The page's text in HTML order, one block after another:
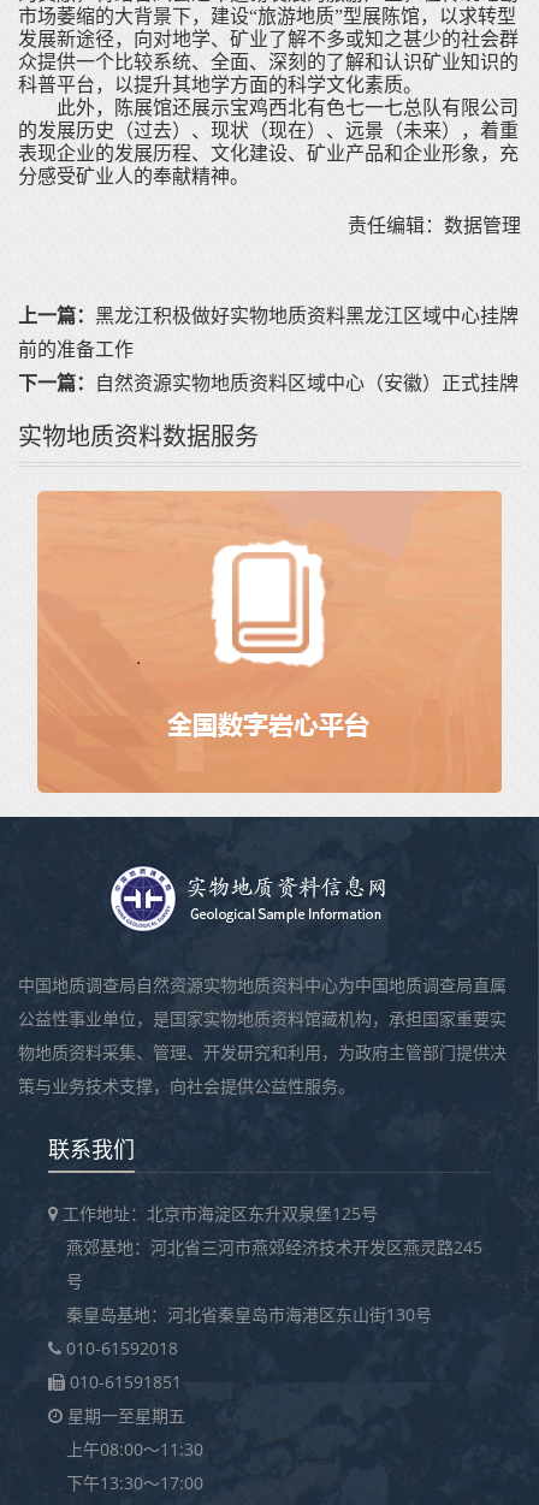
市场萎缩的大背景下，建设“旅游地质”型展陈馆，以求转型
发展新途径，向对地学、矿业了解不多或知之甚少的社会群
众提供一个比较系统、全面、深刻的了解和认识矿业知识的
科普平台，以提升其地学方面的科学文化素质。
此外，陈展馆还展示宝鸡西北有色七一七总队有限公司
的发展历史（过去）、现状（现在）、远景（未来），着重
表现企业的发展历程、文化建设、矿业产品和企业形象，充
分感受矿业人的奉献精神。
责任编辑： 数据管理
上一篇： 黑龙江积极做好实物地质资料黑龙江区域中心挂牌
前的准备工作
下一篇： 自然资源实物地质资料区域中心（安徽）正式挂牌
实物地质资料数据服务
中国地质调查局自然资源实物地质资料中心为中国地质调查局直属
公益性事业单位，是国家实物地质资料馆藏机构，承担国家重要实
物地质资料采集、管理、开发研究和利用，为政府主管部门提供决
策与业务技术支撑，向社会提供公益性服务。
联系我们
工作地址：北京市海淀区东升双泉堡125号
燕郊基地：河北省三河市燕郊经济技术开发区燕灵路245
号
秦皇岛基地：河北省秦皇岛市海港区东山街130号
010-61592018
010-61591851
星期一至星期五
上午08:00～11:30
下午13:30～17:00